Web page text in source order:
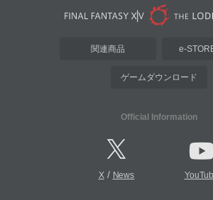
関連商品 e-
ゲームダウンロード
Official Information
X/ News